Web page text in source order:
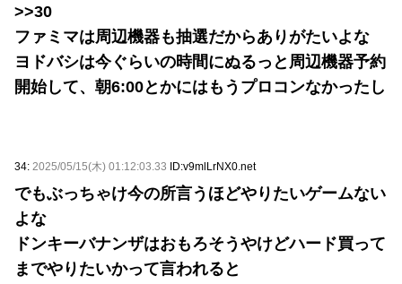
>>30
ファミマは周辺機器も抽選だからありがたいよな
ヨドバシは今ぐらいの時間にぬるっと周辺機器予約
開始して、朝6:00とかにはもうプロコンなかったし
34: 2025/05/15(木) 01:12:03.33 ID:v9mlLrNX0.net
でもぶっちゃけ今の所言うほどやりたいゲームない
よな
ドンキーバナンザはおもろそうやけどハード買って
までやりたいかって言われると